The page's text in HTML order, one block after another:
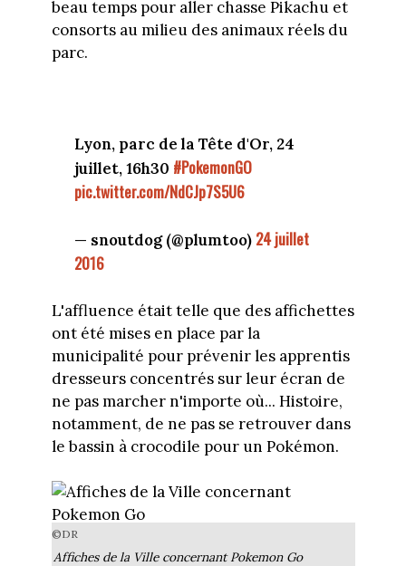
beau temps pour aller chasse Pikachu et
consorts au milieu des animaux réels du
parc.
Lyon, parc de la Tête d'Or, 24
juillet, 16h30 #PokemonGO
pic.twitter.com/NdCJp7S5U6
— snoutdog (@plumtoo) 24 juillet
2016
L'affluence était telle que des affichettes
ont été mises en place par la
municipalité pour prévenir les apprentis
dresseurs concentrés sur leur écran de
ne pas marcher n'importe où... Histoire,
notamment, de ne pas se retrouver dans
le bassin à crocodile pour un Pokémon.
©DR
Affiches de la Ville concernant Pokemon Go